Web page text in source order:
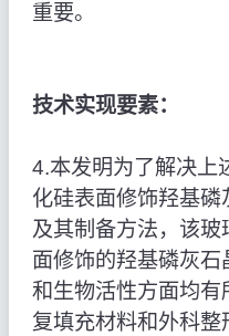
重要。
技术实现要素：
4.本发明为了解决上
化硅表面修饰羟基
及其制备方法，该
面修饰的羟基磷灰
和生物活性方面均
复填充材料和外科